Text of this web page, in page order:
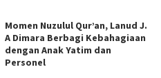
Momen Nuzulul Qur’an, Lanud J.
A Dimara Berbagi Kebahagiaan
dengan Anak Yatim dan
Personel